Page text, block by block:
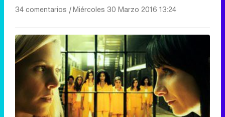
34 comentarios |Miércoles 30 Marzo 2016 13:24